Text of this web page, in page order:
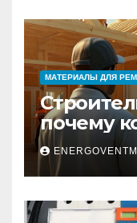
МАТЕРИАЛЫ ДЛЯ
почему
цикла